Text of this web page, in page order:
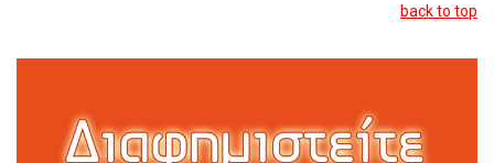
back to top